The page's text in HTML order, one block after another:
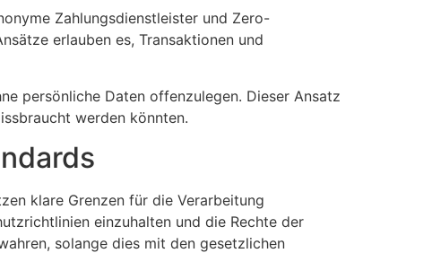
Zahlungsdienstleister und Zero-
erlauben es, Transaktionen und
persönliche Daten offenzulegen. Dieser Ansatz
werden könnten.
klare Grenzen für die Verarbeitung
einzuhalten und die Rechte der
solange dies mit den gesetzlichen